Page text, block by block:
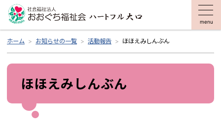
menu
ホーム お知らせの一覧 活動報告 ほほえみしんぶん
ほほえみしんぶん